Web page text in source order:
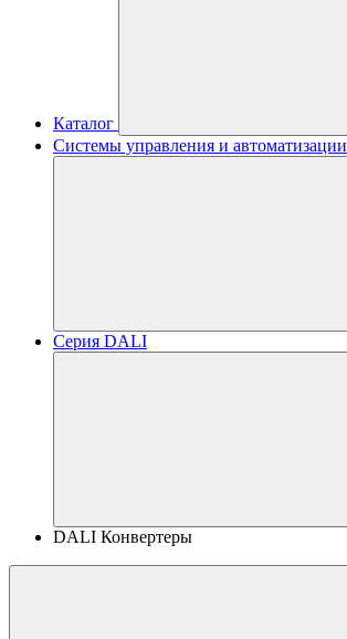
Каталог
Системы управления и автоматизации
Серия DALI
DALI Конвертеры